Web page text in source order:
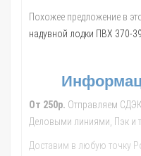
Похожее предложение в
надувной лодки ПВХ 370-
От 250р. Отправляем
Деловыми линиями, Пэк и
Доставим в любую точку